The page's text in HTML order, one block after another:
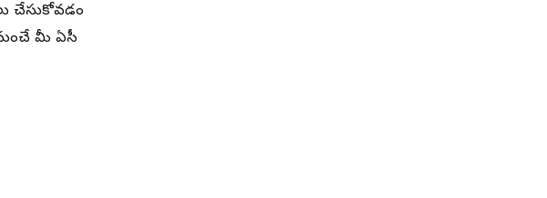
చేసుకోవడం
మీ ఏసీ